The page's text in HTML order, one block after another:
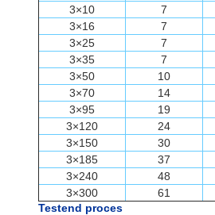
3×10
7
3×16
7
3×25
7
3×35
7
3×50
10
3×70
14
3×95
19
3×120
24
3×150
30
3×185
37
3×240
48
3×300
61
Testend proces